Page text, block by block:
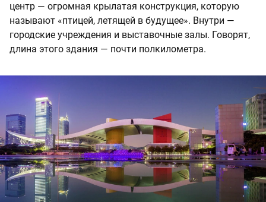
центр — огромная крылатая конструкция, которую
называют «птицей, летящей в будущее». Внутри —
городские учреждения и выставочные залы. Говорят,
длина этого здания — почти полкилометра.